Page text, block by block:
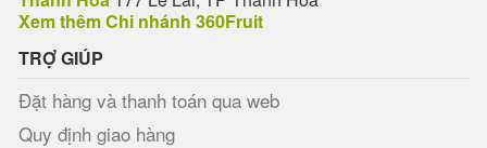
Xem thêm Chi nhánh 360Fruit
TRỢ GIÚP
Đặt hàng và thanh toán qua web
Quy định giao hàng